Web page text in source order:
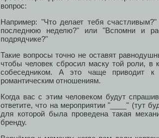
вопрос:
Например: "Что делает тебя
последнюю неделю?" или "Вспомни и
подрядчике?"
Такие вопросы точно не оставят
чтобы человек сбросил маску той роли, в
собеседником. А это чаще приводит
романтическим отношениям.
Когда вас с этим человеком будут
ответите, что на мероприятии "____" (тут
для которой была проведена такая
бренду.